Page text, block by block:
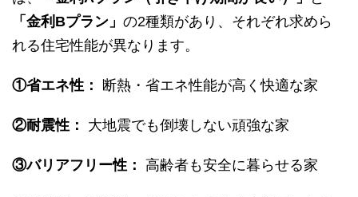
「金利Bプラン」 の2種類があり、それぞれ求めら
れる住宅性能が異なります。
①省エネ性： 断熱・省エネ性能が高く快適な家
②耐震性： 大地震でも倒壊しない頑強な家
③バリアフリー性： 高齢者も安全に暮らせる家